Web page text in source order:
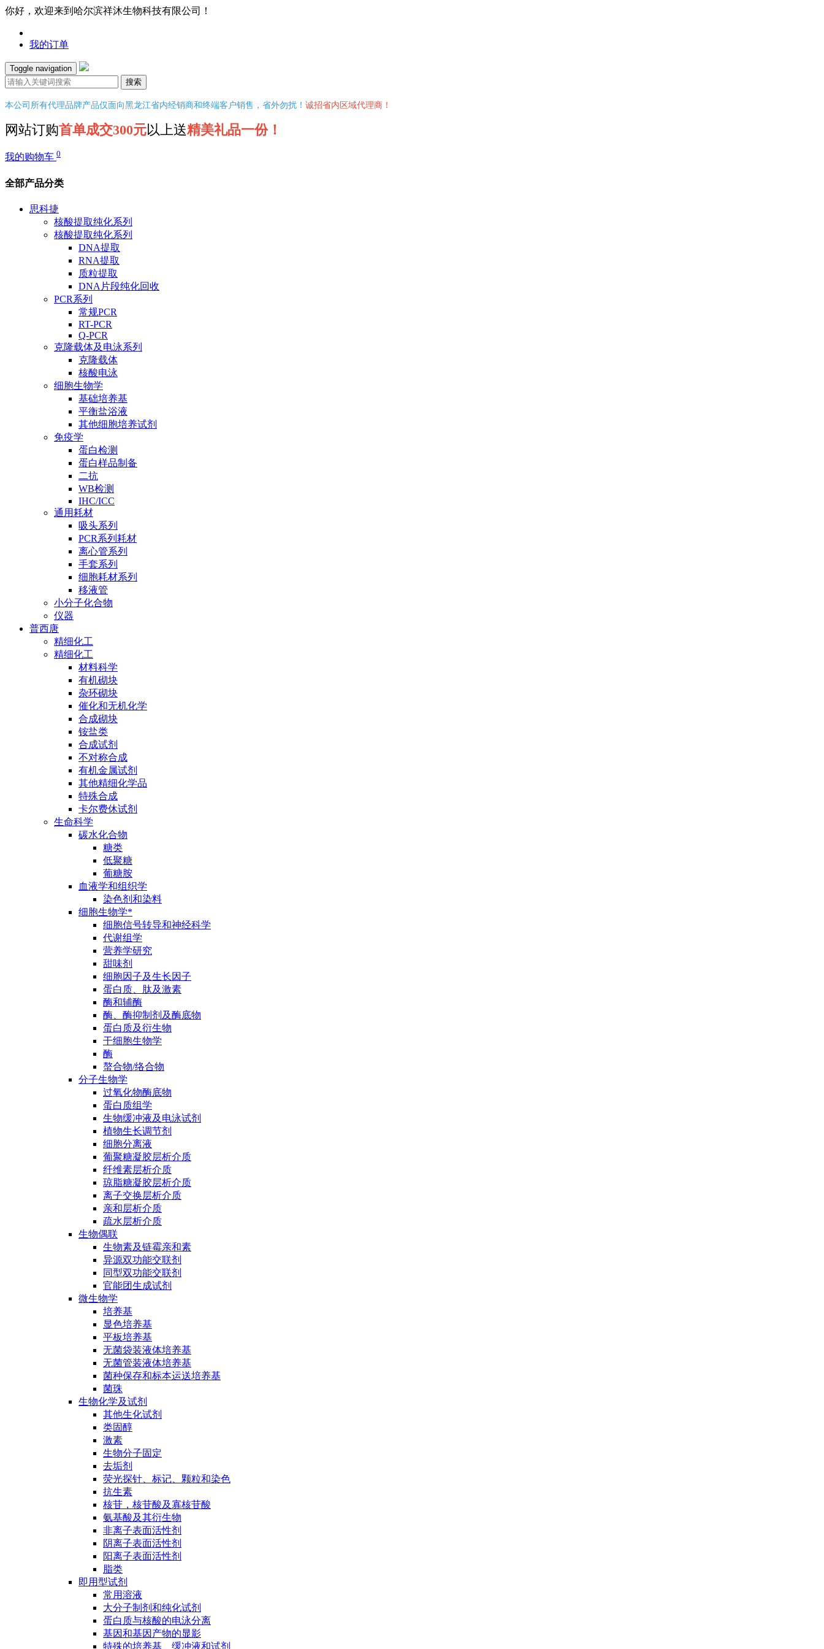
你好，欢迎来到哈尔滨祥沐生物科技有限公司！
我的订单
Toggle navigation
搜索
本公司所有代理品牌产品仅面向黑龙江省内经销商和终端客户销售，省外勿扰！ 诚招省内区域代理商！
网站订购首单成交300元以上送精美礼品一份！
我的购物车 0
全部产品分类
思科捷
核酸提取纯化系列
核酸提取纯化系列
DNA提取
RNA提取
质粒提取
DNA片段纯化回收
PCR系列
常规PCR
RT-PCR
Q-PCR
克隆载体及电泳系列
克隆载体
核酸电泳
细胞生物学
基础培养基
平衡盐浴液
其他细胞培养试剂
免疫学
蛋白检测
蛋白样品制备
二抗
WB检测
IHC/ICC
通用耗材
吸头系列
PCR系列耗材
离心管系列
手套系列
细胞耗材系列
移液管
小分子化合物
仪器
普西唐
精细化工
精细化工
材料科学
有机砌块
杂环砌块
催化和无机化学
合成砌块
铵盐类
合成试剂
不对称合成
有机金属试剂
其他精细化学品
特殊合成
卡尔费休试剂
生命科学
碳水化合物
糖类
低聚糖
葡糖胺
血液学和组织学
染色剂和染料
细胞生物学*
细胞信号转导和神经科学
代谢组学
营养学研究
甜味剂
细胞因子及生长因子
蛋白质、肽及激素
酶和辅酶
酶、酶抑制剂及酶底物
蛋白质及衍生物
干细胞生物学
酶
螯合物/络合物
分子生物学
过氧化物酶底物
蛋白质组学
生物缓冲液及电泳试剂
植物生长调节剂
细胞分离液
葡聚糖凝胶层析介质
纤维素层析介质
琼脂糖凝胶层析介质
离子交换层析介质
亲和层析介质
疏水层析介质
生物偶联
生物素及链霉亲和素
异源双功能交联剂
同型双功能交联剂
官能团生成试剂
微生物学
培养基
显色培养基
平板培养基
无菌袋装液体培养基
无菌管装液体培养基
菌种保存和标本运送培养基
菌珠
生物化学及试剂
其他生化试剂
类固醇
激素
生物分子固定
去垢剂
荧光探针、标记、颗粒和染色
抗生素
核苷，核苷酸及寡核苷酸
氨基酸及其衍生物
非离子表面活性剂
阴离子表面活性剂
阳离子表面活性剂
脂类
即用型试剂
常用溶液
大分子制剂和纯化试剂
蛋白质与核酸的电泳分离
基因和基因产物的显影
特殊的培养基、缓冲液和试剂